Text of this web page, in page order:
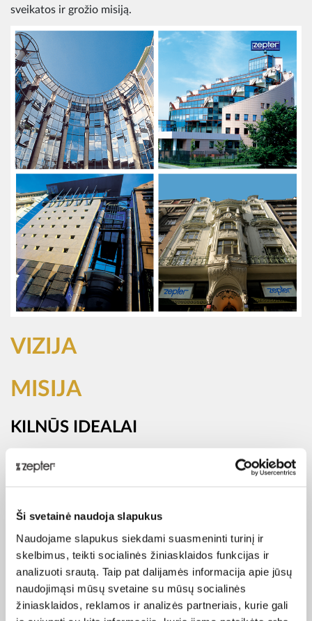
Ši svetainė naudoja slapukus
Naudojame slapukus siekdami suasmeninti turinį ir
skelbimus, teikti socialinės žiniasklaidos funkcijas ir
analizuoti srautą. Taip pat dalijamės informacija apie jūsų
naudojimąsi mūsų svetaine su mūsų socialinės
žiniasklaidos, reklamos ir analizės partneriais, kurie gali
sveikatos ir grožio misiją.
VIZIJA
MISIJA
KILNŪS IDEALAI
pažangia technologija.
Mes mėgstame savo darbą.
Gerbiame tuos, kurie dirba su mumis.
Pagrindinis visos mūsų veiklos principas yra saugoti
jūsų sveikatą ir grožį".
P. Philip Zepter